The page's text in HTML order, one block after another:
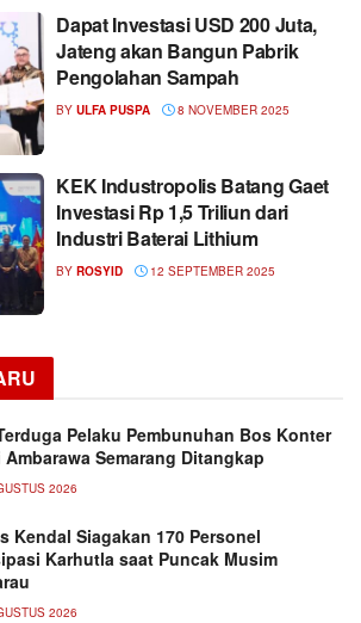
Dapat Investasi USD 200 Juta,
Jateng akan Bangun Pabrik
Pengolahan Sampah
BY ULFA PUSPA 8 NOVEMBER 2025
KEK Industropolis Batang Gaet
Investasi Rp 1,5 Triliun dari
Industri Baterai Lithium
BY ROSYID 12 SEPTEMBER 2025
Pelaku Pembunuhan Bos Konter
Ambarawa Semarang Ditangkap
2026
Kendal Siagakan 170 Personel
Karhutla saat Puncak Musim
2026